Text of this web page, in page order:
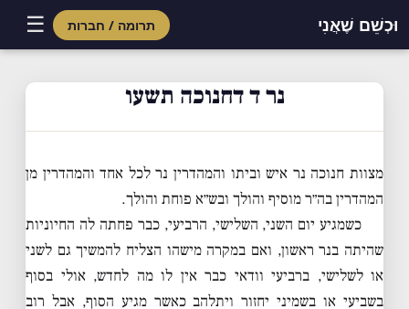
וּכְשֵׁם שֶׁאֲנִי תרומה / חברות ☰
נר ד דחנוכה תשעו
מצוות חנוכה נר איש וביתו והמהדרין נר לכל אחד והמהדרין מן
המהדרין בה״ר מוסיף והולך ובש״א פוחת והולך.
כשמגיע יום השני, השלישי, הרביעי, כבר פחתה לה החיוניות
שהיתה בנר ראשון, ואם במקרה מישהו הצליח להמשיך גם לשני
או לשלישי, ברביעי וודאי כבר אין לו מה לחדש, אולי בסוף
בשביעי או בשמיני יחזור ויתלהב כאשר מגיע הסוף, אבל רוב